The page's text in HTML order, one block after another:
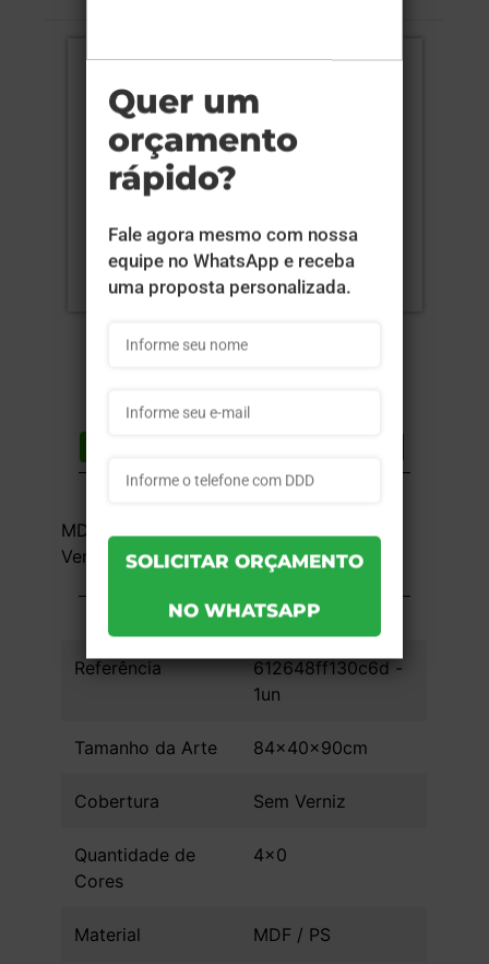
DESCRIÇÃO DO PRODUTO
MDF / PS - 4x0 - 84x40x90cm - Sem
Verniz - 1 unid
Referência
612648ff130c6d -
1un
Tamanho da Arte 84x40x90cm
Cobertura Sem Verniz
Quantidade de
Cores
4x0
Material MDF / PS